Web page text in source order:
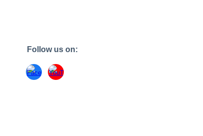
Follow us on: